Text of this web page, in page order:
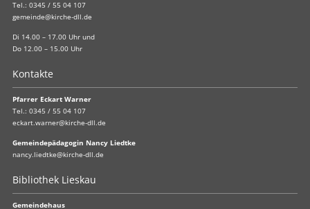
Tel.: 0345 / 55 04 107
gemeinde@kirche-dll.de
Di 14.00 – 17.00 Uhr und
Do 12.00 – 15.00 Uhr
Kontakte
Pfarrer Eckart Warner
Tel.: 0345 / 55 04 107
eckart.warner@kirche-dll.de
Gemeindepädagogin Nancy Liedtke
nancy.liedtke@kirche-dll.de
Bibliothek Lieskau
Gemeindehaus